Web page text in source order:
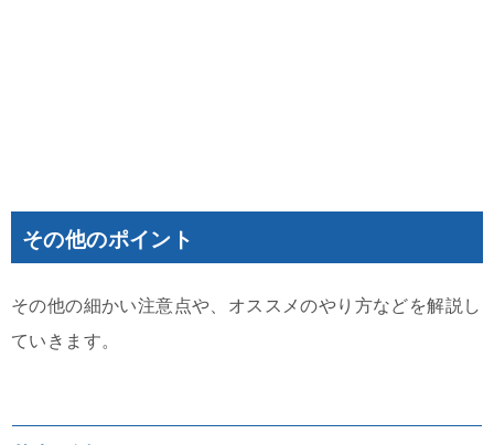
その他のポイント
その他の細かい注意点や、オススメのやり方などを解説し
ていきます。